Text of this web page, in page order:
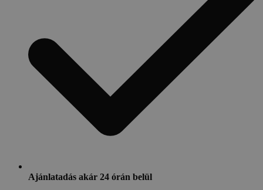
Ajánlatadás akár 24 órán belül